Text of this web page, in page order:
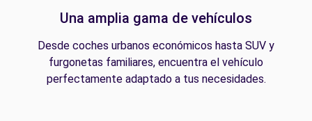
Una amplia gama de vehículos
Desde coches urbanos económicos hasta SUV y
furgonetas familiares, encuentra el vehículo
perfectamente adaptado a tus necesidades.